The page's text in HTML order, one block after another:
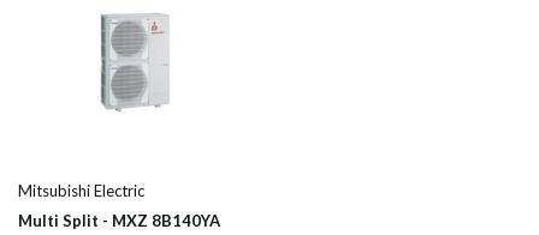
Mitsubishi Electric
Multi Split - MXZ 8B140YA